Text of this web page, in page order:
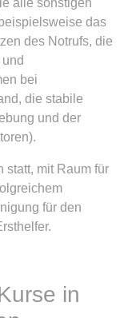
alle sonstigen
das
des Notrufs, die
bei
die stabile
und der
mit Raum für
für den
in